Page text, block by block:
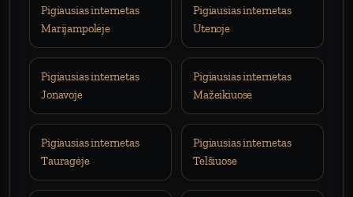
Pigiausias internetas
Marijampolėje
Pigiausias internetas
Utenoje
Pigiausias internetas
Jonavoje
Pigiausias internetas
Mažeikiuose
Pigiausias internetas
Tauragėje
Pigiausias internetas
Telšiuose